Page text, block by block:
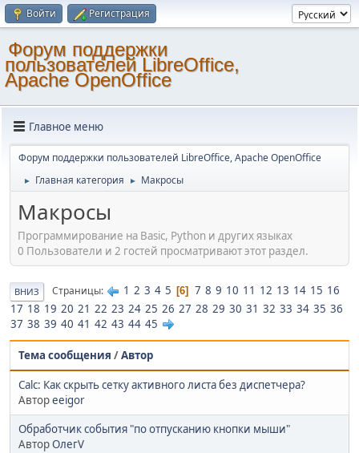
Войти Регистрация
Форум поддержки
пользователей LibreOffice,
Apache OpenOffice
Главное меню
Форум поддержки пользователей LibreOffice, Apache OpenOffice
► Главная категория ► Макросы
Макросы
Программирование на Basic, Python и других языках
0 Пользователи и 2 гостей просматривают этот раздел.
ВНИЗ Страницы 1 2 3 4 5 6 7 8 9 10 11 12 13 14 15 16
17 18 19 20 21 22 23 24 25 26 27 28 29 30 31 32 33 34 35 36
37 38 39 40 41 42 43 44 45
Тема сообщения /Автор
Calc: Как скрыть сетку активного листа без диспетчера?
Авторeeigor
Обработчик события "по отпусканию кнопки мыши"
АвторОлегV